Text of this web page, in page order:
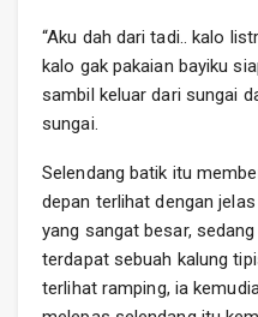
“Aku dah dari tadi.. kalo
kalo gak pakaian bayiku
sambil keluar dari sungai
sungai.
Selendang batik itu
depan terlihat dengan
yang sangat besar,
terdapat sebuah kalung
terlihat ramping, ia